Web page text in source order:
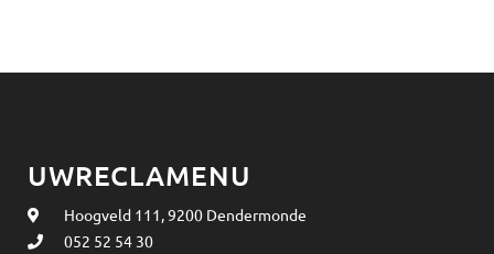
UWRECLAMENU
Hoogveld 111, 9200 Dendermonde
052 52 54 30